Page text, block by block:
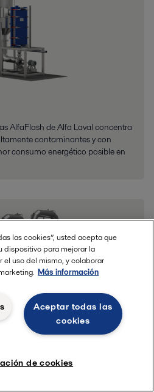
AlfaFlash de Alfa Laval concentra
contaminantes y con
consumo energético posible en
las cookies”, usted acepta que
dispositivo para mejorar la
el uso del mismo, y colaborar
Más información
Aceptar todas las
cookies
de cookies